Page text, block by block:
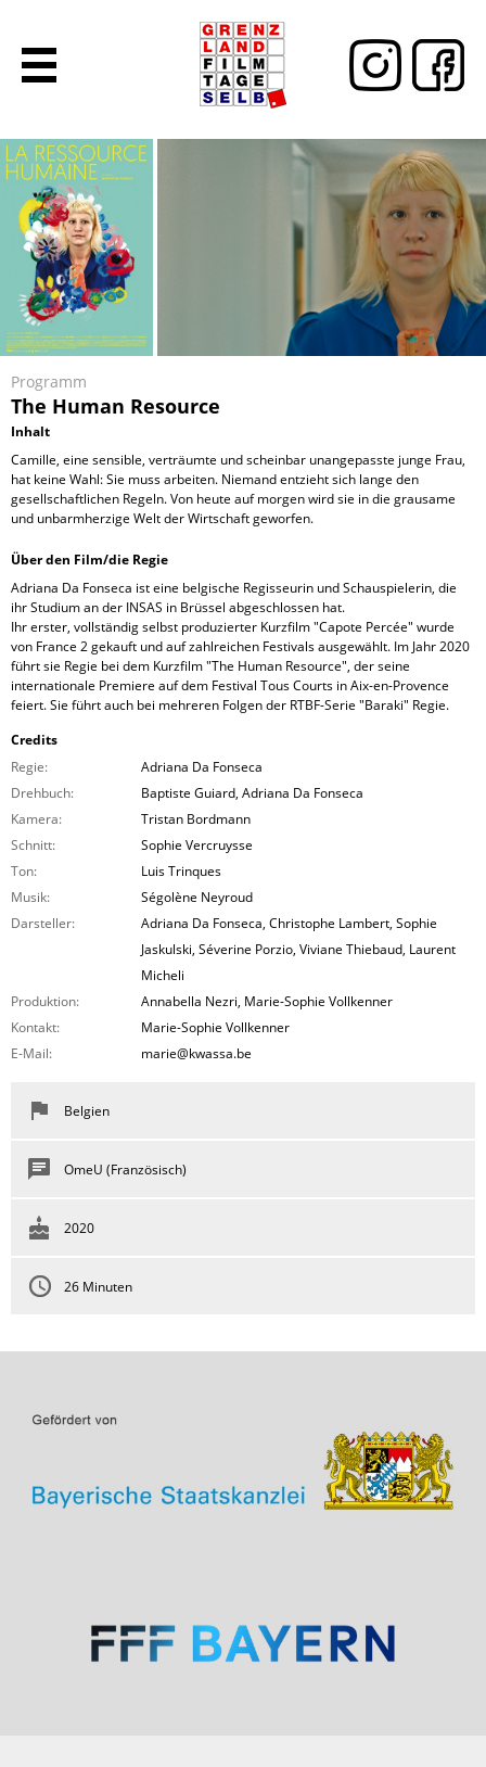
Programm
The Human Resource
Inhalt
Camille, eine sensible, verträumte und scheinbar unangepasste junge Frau,
hat keine Wahl: Sie muss arbeiten. Niemand entzieht sich lange den
gesellschaftlichen Regeln. Von heute auf morgen wird sie in die grausame
und unbarmherzige Welt der Wirtschaft geworfen.
Über den Film/die Regie
Adriana Da Fonseca ist eine belgische Regisseurin und Schauspielerin, die
ihr Studium an der INSAS in Brüssel abgeschlossen hat.
Ihr erster, vollständig selbst produzierter Kurzfilm "Capote Percée" wurde
von France 2 gekauft und auf zahlreichen Festivals ausgewählt. Im Jahr 2020
führt sie Regie bei dem Kurzfilm "The Human Resource", der seine
internationale Premiere auf dem Festival Tous Courts in Aix-en-Provence
feiert. Sie führt auch bei mehreren Folgen der RTBF-Serie "Baraki" Regie.
Credits
Regie:
Adriana Da Fonseca
Drehbuch:
Baptiste Guiard, Adriana Da Fonseca
Kamera:
Tristan Bordmann
Schnitt:
Sophie Vercruysse
Ton:
Luis Trinques
Musik:
Ségolène Neyroud
Darsteller:
Adriana Da Fonseca, Christophe Lambert, Sophie
Jaskulski, Séverine Porzio, Viviane Thiebaud, Laurent
Micheli
Produktion:
Annabella Nezri, Marie-Sophie Vollkenner
Kontakt:
Marie-Sophie Vollkenner
E-Mail:
marie@kwassa.be
Belgien
OmeU (Französisch)
2020
26 Minuten